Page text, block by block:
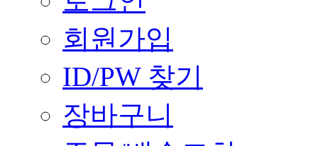
회원가입
ID/PW 찾기
장바구니